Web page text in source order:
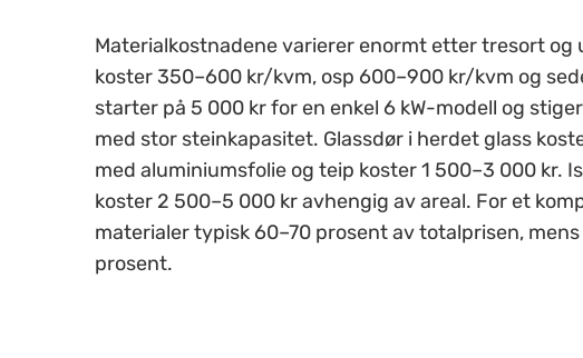
Materialkostnadene varierer enormt etter tresort
koster 350–600 kr/kvm, osp 600–900 kr/kvm og
starter på 5 000 kr for en enkel 6 kW-modell og
med stor steinkapasitet. Glassdør i herdet glass
med aluminiumsfolie og teip koster 1 500–3 000 kr.
koster 2 500–5 000 kr avhengig av areal. For et
materialer typisk 60–70 prosent av totalprisen,
prosent.